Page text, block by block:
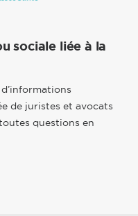
sociale liée à la
de juristes et avocats
questions en